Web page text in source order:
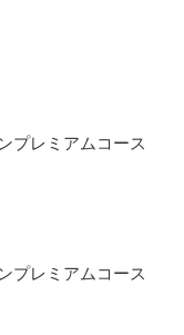
プレミアムコース
プレミアムコース